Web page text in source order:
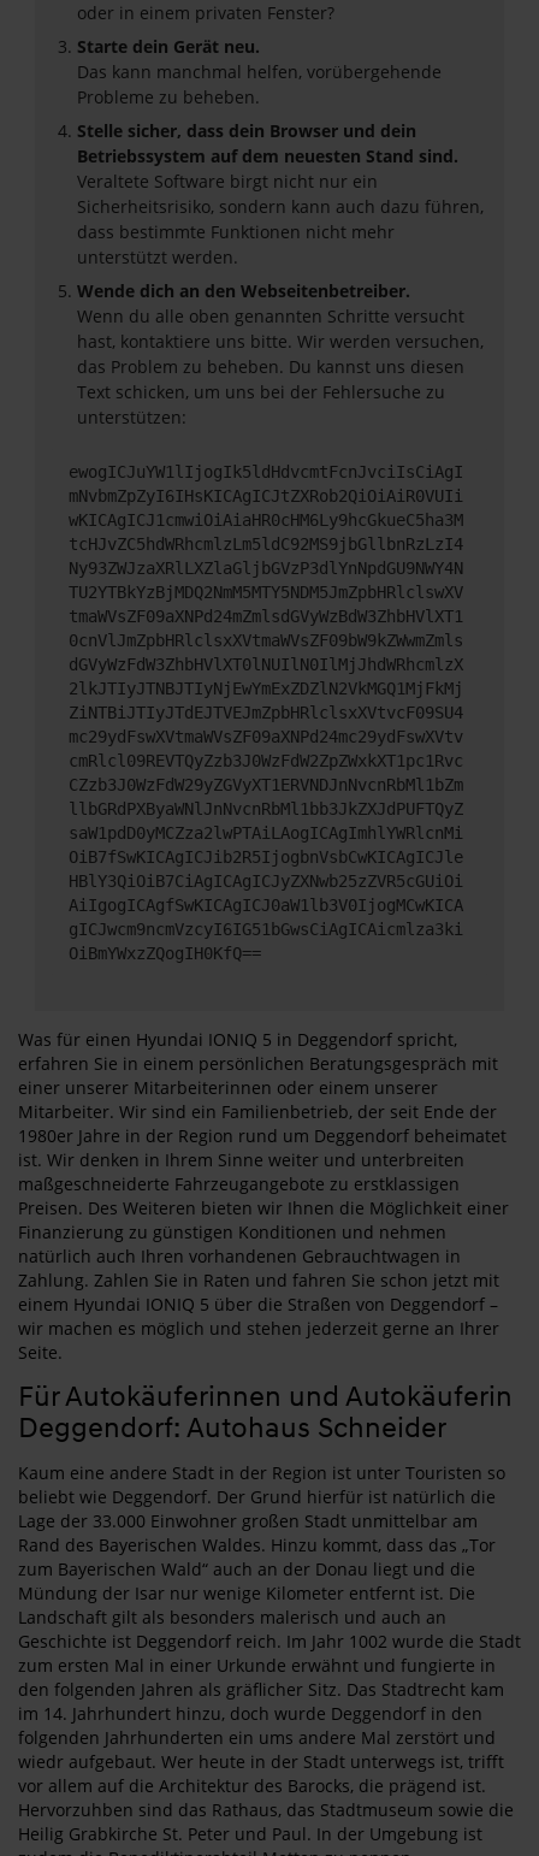
oder in einem privaten Fenster?
Starte dein Gerät neu.
Das kann manchmal helfen, vorübergehende
Probleme zu beheben.
Stelle sicher, dass dein Browser und dein
Betriebssystem auf dem neuesten Stand sind.
Veraltete Software birgt nicht nur ein
Sicherheitsrisiko, sondern kann auch dazu führen,
dass bestimmte Funktionen nicht mehr
unterstützt werden.
Wende dich an den Webseitenbetreiber.
Wenn du alle oben genannten Schritte versucht
hast, kontaktiere uns bitte. Wir werden versuchen,
das Problem zu beheben. Du kannst uns diesen
Text schicken, um uns bei der Fehlersuche zu
unterstützen:
ewogICJuYW1lIjogIk5ldHdvcmtFcnJvciIsCiAgI
mNvbmZpZyI6IHsKICAgICJtZXRob2QiOiAiR0VUIi
wKICAgICJ1cmwiOiAiaHR0cHM6Ly9hcGkueC5ha3M
tcHJvZC5hdWRhcmlzLm5ldC92MS9jbGllbnRzLzI4
Ny93ZWJzaXRlLXZlaGljbGVzP3dlYnNpdGU9NWY4N
TU2YTBkYzBjMDQ2NmM5MTY5NDM5JmZpbHRlclswXV
tmaWVsZF09aXNPd24mZmlsdGVyWzBdW3ZhbHVlXT1
0cnVlJmZpbHRlclsxXVtmaWVsZF09bW9kZWwmZmls
dGVyWzFdW3ZhbHVlXT0lNUIlN0IlMjJhdWRhcmlzX
2lkJTIyJTNBJTIyNjEwYmExZDZlN2VkMGQ1MjFkMj
ZiNTBiJTIyJTdEJTVEJmZpbHRlclsxXVtvcF09SU4
mc29ydFswXVtmaWVsZF09aXNPd24mc29ydFswXVtv
cmRlcl09REVTQyZzb3J0WzFdW2ZpZWxkXT1pc1Rvc
CZzb3J0WzFdW29yZGVyXT1ERVNDJnNvcnRbMl1bZm
llbGRdPXByaWNlJnNvcnRbMl1bb3JkZXJdPUFTQyZ
saW1pdD0yMCZza2lwPTAiLAogICAgImhlYWRlcnMi
OiB7fSwKICAgICJib2R5IjogbnVsbCwKICAgICJle
HBlY3QiOiB7CiAgICAgICJyZXNwb25zZVR5cGUiOi
AiIgogICAgfSwKICAgICJ0aW1lb3V0IjogMCwKICA
gICJwcm9ncmVzcyI6IG51bGwsCiAgICAicmlza3ki
OiBmYWxzZQogIH0KfQ==
Was für einen Hyundai IONIQ 5 in Deggendorf spricht,
erfahren Sie in einem persönlichen Beratungsgespräch mit
einer unserer Mitarbeiterinnen oder einem unserer
Mitarbeiter. Wir sind ein Familienbetrieb, der seit Ende der
1980er Jahre in der Region rund um Deggendorf beheimatet
ist. Wir denken in Ihrem Sinne weiter und unterbreiten
maßgeschneiderte Fahrzeugangebote zu erstklassigen
Preisen. Des Weiteren bieten wir Ihnen die Möglichkeit einer
Finanzierung zu günstigen Konditionen und nehmen
natürlich auch Ihren vorhandenen Gebrauchtwagen in
Zahlung. Zahlen Sie in Raten und fahren Sie schon jetzt mit
einem Hyundai IONIQ 5 über die Straßen von Deggendorf –
wir machen es möglich und stehen jederzeit gerne an Ihrer
Seite.
Für Autokäuferinnen und Autokäuferin
Deggendorf: Autohaus Schneider
Kaum eine andere Stadt in der Region ist unter Touristen so
beliebt wie Deggendorf. Der Grund hierfür ist natürlich die
Lage der 33.000 Einwohner großen Stadt unmittelbar am
Rand des Bayerischen Waldes. Hinzu kommt, dass das „Tor
zum Bayerischen Wald“ auch an der Donau liegt und die
Mündung der Isar nur wenige Kilometer entfernt ist. Die
Landschaft gilt als besonders malerisch und auch an
Geschichte ist Deggendorf reich. Im Jahr 1002 wurde die Stadt
zum ersten Mal in einer Urkunde erwähnt und fungierte in
den folgenden Jahren als gräflicher Sitz. Das Stadtrecht kam
im 14. Jahrhundert hinzu, doch wurde Deggendorf in den
folgenden Jahrhunderten ein ums andere Mal zerstört und
wiedr aufgebaut. Wer heute in der Stadt unterwegs ist, trifft
vor allem auf die Architektur des Barocks, die prägend ist.
Hervorzuhben sind das Rathaus, das Stadtmuseum sowie die
Heilig Grabkirche St. Peter und Paul. In der Umgebung ist